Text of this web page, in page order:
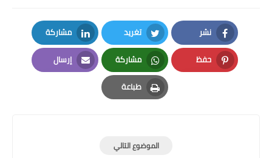
نشر
Facebook
تغريد
Twitter
مشاركة
LinkedIn
حفظ
Pinterest
مشاركة
Whatsapp
إرسال
Email
طباعة
Print
الموضوع التالي